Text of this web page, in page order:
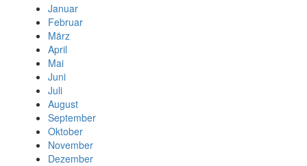
Januar
Februar
März
April
Mai
Juni
Juli
August
September
Oktober
November
Dezember